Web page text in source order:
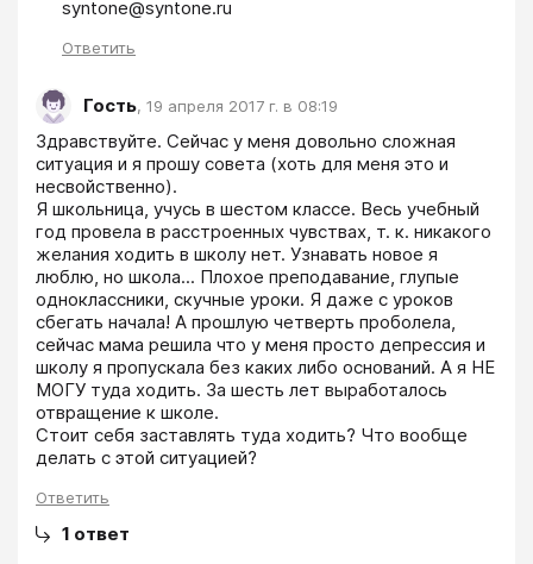
syntone@syntone.ru
Ответить
Гость, 19 апреля 2017 г. в 08:19
Здравствуйте. Сейчас у меня довольно сложная
ситуация и я прошу совета (хоть для меня это и
несвойственно).
Я школьница, учусь в шестом классе. Весь учебный
год провела в расстроенных чувствах, т. к. никакого
желания ходить в школу нет. Узнавать новое я
люблю, но школа... Плохое преподавание, глупые
одноклассники, скучные уроки. Я даже с уроков
сбегать начала! А прошлую четверть проболела,
сейчас мама решила что у меня просто депрессия и
школу я пропускала без каких либо оснований. А я НЕ
МОГУ туда ходить. За шесть лет выработалось
отвращение к школе.
Стоит себя заставлять туда ходить? Что вообще
делать с этой ситуацией?
Ответить
1 ответ